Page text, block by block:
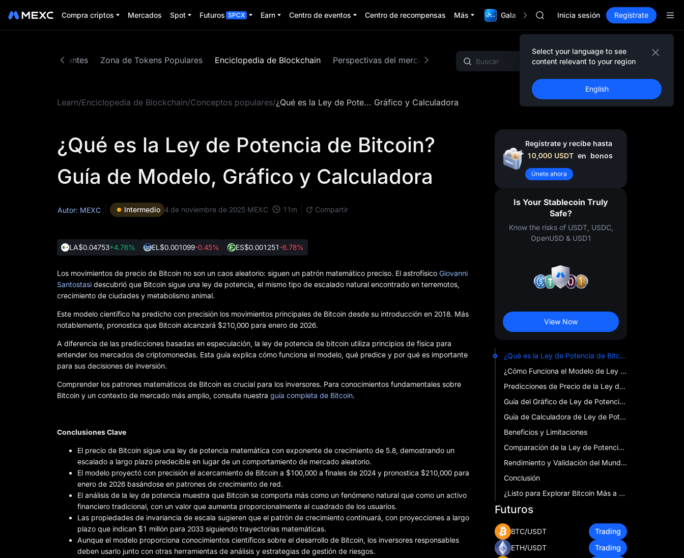
Compra criptos Mercados Spot Futuros SPCX Earn Centro de eventos Centro de recompensas Más Gala TradFi de $1,000,000
CASHCAT
Futuro de Unitree ya en vivo
GOLD(XAU)
UNITREE
Inicia sesión Regístrate
Select your language to see
content relevant to your region
English
para principiantes Zona de Tokens Populares Enciclopedia de Blockchain Perspectivas del mercado Zona MX Destacado MEME Gold & Silver
Learn/Enciclopedia de Blockchain/Conceptos populares/¿Qué es la Ley de Pote... Gráfico y Calculadora
¿Qué es la Ley de Potencia de Bitcoin?
Guía de Modelo, Gráfico y Calculadora
Autor: MEXC Intermedio 4 de noviembre de 2025 MEXC 11m Compartir
LA$0.04753+4.76% EL$0.001099-0.45% ES$0.001251-6.78%
Los movimientos de precio de Bitcoin no son un caos aleatorio: siguen un patrón matemático preciso. El astrofísico Giovanni
Santostasi descubrió que Bitcoin sigue una ley de potencia, el mismo tipo de escalado natural encontrado en terremotos,
crecimiento de ciudades y metabolismo animal.
Este modelo científico ha predicho con precisión los movimientos principales de Bitcoin desde su introducción en 2018. Más
notablemente, pronostica que Bitcoin alcanzará $210,000 para enero de 2026.
A diferencia de las predicciones basadas en especulación, la ley de potencia de bitcoin utiliza principios de física para
entender los mercados de criptomonedas. Esta guía explica cómo funciona el modelo, qué predice y por qué es importante
para sus decisiones de inversión.
Comprender los patrones matemáticos de Bitcoin es crucial para los inversores. Para conocimientos fundamentales sobre
Bitcoin y un contexto de mercado más amplio, consulte nuestra guía completa de Bitcoin.
Conclusiones Clave
El precio de Bitcoin sigue una ley de potencia matemática con exponente de crecimiento de 5.8, demostrando un
escalado a largo plazo predecible en lugar de un comportamiento de mercado aleatorio.
El modelo proyectó con precisión el acercamiento de Bitcoin a $100,000 a finales de 2024 y pronostica $210,000 para
enero de 2026 basándose en patrones de crecimiento de red.
El análisis de la ley de potencia muestra que Bitcoin se comporta más como un fenómeno natural que como un activo
financiero tradicional, con un valor que aumenta proporcionalmente al cuadrado de los usuarios.
Las propiedades de invariancia de escala sugieren que el patrón de crecimiento continuará, con proyecciones a largo
plazo que indican $1 millón para 2033 siguiendo trayectorias matemáticas.
Aunque el modelo proporciona conocimientos científicos sobre el desarrollo de Bitcoin, los inversores responsables
deben usarlo junto con otras herramientas de análisis y estrategias de gestión de riesgos.
Regístrate y recibe hasta
10,000 USDT en bonos
Únete ahora
Is Your Stablecoin Truly
Safe?
Know the risks of USDT, USDC,
OpenUSD & USD1
View Now
¿Qué es la Ley de Potencia de Bitcoin?
¿Cómo Funciona el Modelo de Ley de Potencia de Bitcoin?
Predicciones de Precio de la Ley de Potencia de Bitcoin
Guía del Gráfico de Ley de Potencia de Bitcoin
Guía de Calculadora de Ley de Potencia de Bitcoin
Beneficios y Limitaciones
Comparación de la Ley de Potencia con Otros Modelos
Rendimiento y Validación del Mundo Real
Conclusión
¿Listo para Explorar Bitcoin Más a Fondo?
Futuros
BTC/USDT
Trading
ETH/USDT
Trading